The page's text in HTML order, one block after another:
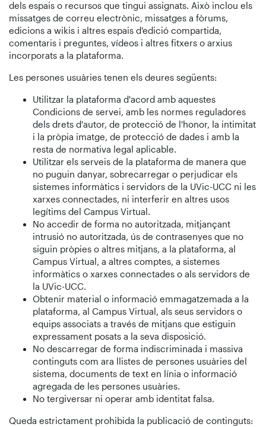
dels espais o recursos que tingui assignats. Això inclou els
missatges de correu electrònic, missatges a fòrums,
edicions a wikis i altres espais d'edició compartida,
comentaris i preguntes, vídeos i altres fitxers o arxius
incorporats a la plataforma.
Les persones usuàries tenen els deures següents:
Utilitzar la plataforma d'acord amb aquestes
Condicions de servei, amb les normes reguladores
dels drets d'autor, de protecció de l'honor, la intimitat
i la pròpia imatge, de protecció de dades i amb la
resta de normativa legal aplicable.
Utilitzar els serveis de la plataforma de manera que
no puguin danyar, sobrecarregar o perjudicar els
sistemes informàtics i servidors de la UVic-UCC ni les
xarxes connectades, ni interferir en altres usos
legítims del Campus Virtual.
No accedir de forma no autoritzada, mitjançant
intrusió no autoritzada, ús de contrasenyes que no
siguin pròpies o altres mitjans, a la plataforma, al
Campus Virtual, a altres comptes, a sistemes
informàtics o xarxes connectades o als servidors de
la UVic-UCC.
Obtenir material o informació emmagatzemada a la
plataforma, al Campus Virtual, als seus servidors o
equips associats a través de mitjans que estiguin
expressament posats a la seva disposició.
No descarregar de forma indiscriminada i massiva
continguts com ara llistes de persones usuàries del
sistema, documents de text en línia o informació
agregada de les persones usuàries.
No tergiversar ni operar amb identitat falsa.
Queda estrictament prohibida la publicació de continguts: